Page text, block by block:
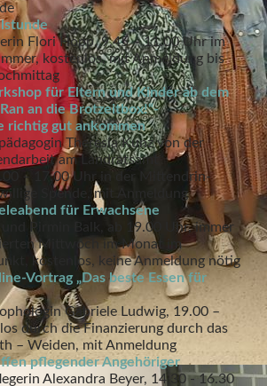
Flori Hopp, 9.45 – 11.00 Uhr im
kostenlos, mit Anmeldung bis
für Eltern und Kinder ab dem
an die Brotzeitbox!“-
richtig gut ankommen
Theresia Kunz von der
am Landratsamt
– 17.00 Uhr in der Mittendrin-
Spende, mit Anmeldung
für Erwachsene
Pirmin Balk, ab 19.00 Uhr, immer
Mittwoch im Monat im
kostenlos, keine Anmeldung nötig
Vortrag „Das beste Essen für
Gabriele Ludwig, 19.00 –
durch die Finanzierung durch das
– Weiden, mit Anmeldung
pflegender Angehöriger
Alexandra Beyer, 14.30 - 16.30